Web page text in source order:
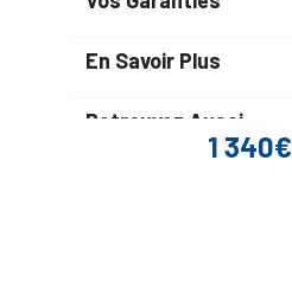
1 340€
En Savoir Plus
Retrouvez Aussi